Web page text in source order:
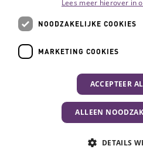
Lees meer hierover in
NOODZAKELIJKE COOKIES
MARKETING COOKIES
ACCEPTEER
ALLEEN
DETAILS